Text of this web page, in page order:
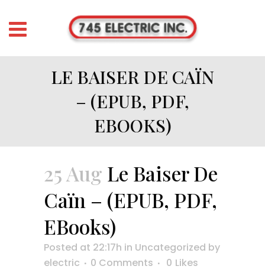
LE BAISER DE CAÏN
– (EPUB, PDF,
EBOOKS)
25 Aug Le Baiser De
Caïn – (EPUB, PDF,
EBooks)
Posted at 22:17h in Uncategorized by
electric
0 Comments 0 Likes